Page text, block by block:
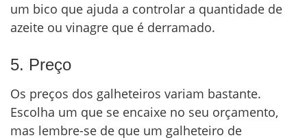
um bico que ajuda a controlar a quantidade de
azeite ou vinagre que é derramado.
5. Preço
Os preços dos galheteiros variam bastante.
Escolha um que se encaixe no seu orçamento,
mas lembre-se de que um galheteiro de